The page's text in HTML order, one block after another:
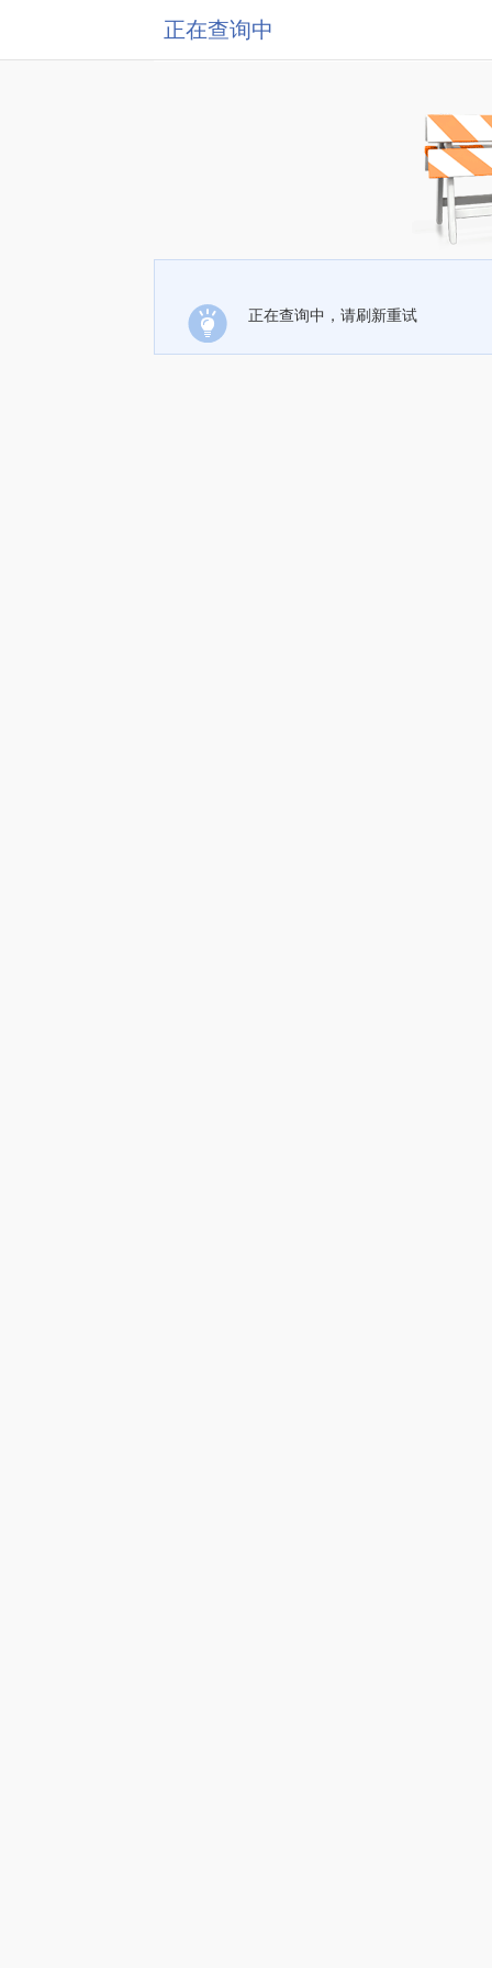
正在查询中
正在查询中，请刷新重试